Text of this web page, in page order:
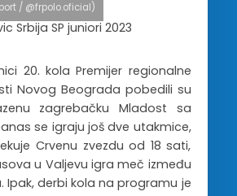
/ @frpolo.oficial)
20. kola Premijer regionalne
Novog Beograda pobedili su
zagrebačku Mladost sa
se igraju još dve utakmice,
Crvenu zvezdu od 18 sati,
u Valjevu igra meč između
Ipak, derbi kola na programu je